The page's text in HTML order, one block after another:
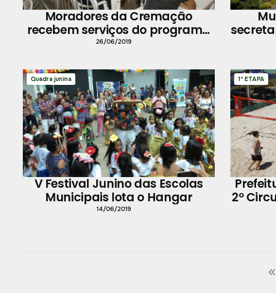
Moradores da Cremação
recebem serviços do programa
Prefeitura no Bairro
26/06/2019
Quadra junina
V Festival Junino das Escolas
Municipais lota o Hangar
14/06/2019
1ª ETAPA
2º